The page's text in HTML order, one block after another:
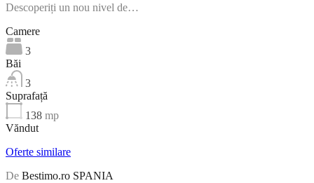
Descoperiți un nou nivel de…
Camere
3
Băi
3
Suprafață
138 mp
Văndut
Oferte similare
De Bestimo.ro SPANIA